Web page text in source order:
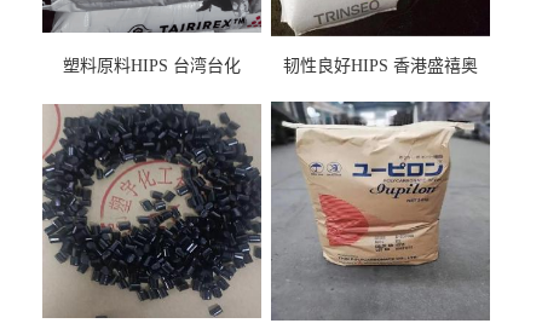
塑料原料HIPS 台湾台化
用料
韧性良好HIPS 香港盛禧奥